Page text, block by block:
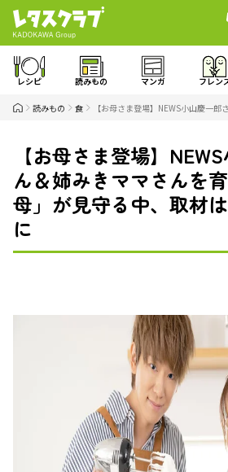
レシピ 読みもの マンガ フレン
読みもの 食 【お母さま登場】NEWS小山慶一
【お母さま登場】
ん＆姉みきママさんを
母」が見守る中、取材
に